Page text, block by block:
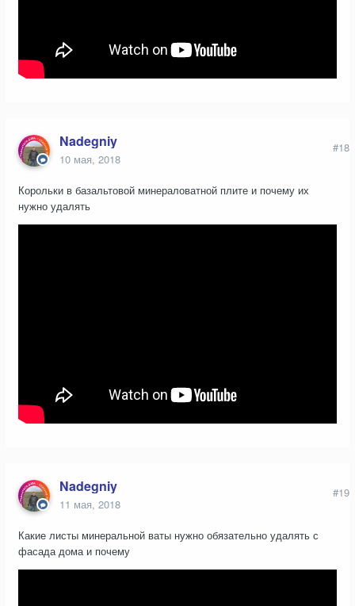
Nadegniy
10 мая, 2018
#18
Корольки в базальтовой минераловатной плите и почему их
нужно удалять
Nadegniy
11 мая, 2018
#19
Какие листы минеральной ваты нужно обязательно удалять с
фасада дома и почему